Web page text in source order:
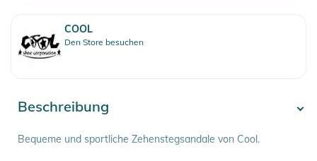
COOL
Den Store besuchen
Beschreibung
Bequeme und sportliche Zehenstegsandale von Cool.